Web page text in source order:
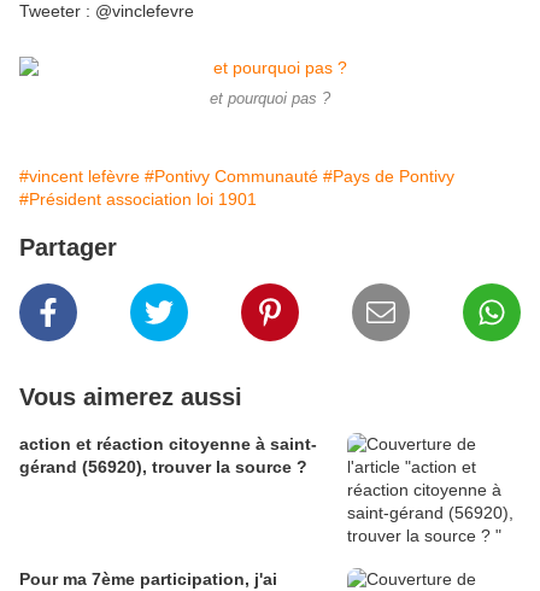
Tweeter : @vinclefevre
et pourquoi pas ?
#vincent lefèvre #Pontivy Communauté #Pays de Pontivy
#Président association loi 1901
Partager
Vous aimerez aussi
action et réaction citoyenne à saint-
gérand (56920), trouver la source ?
Pour ma 7ème participation, j'ai